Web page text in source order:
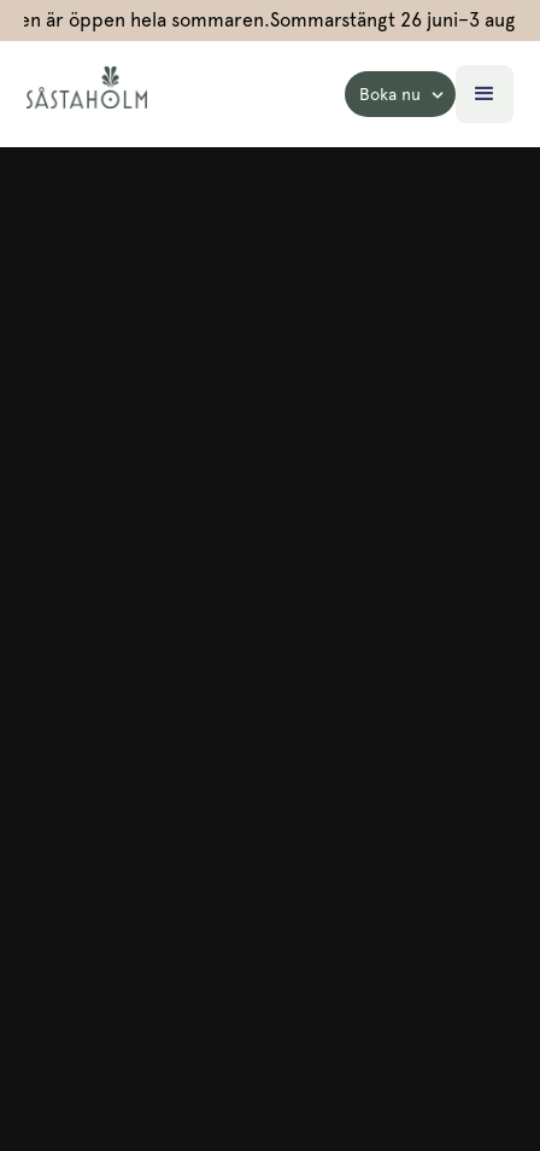
är öppen hela sommaren.Sommarstängt 26 juni–3
Boka nu